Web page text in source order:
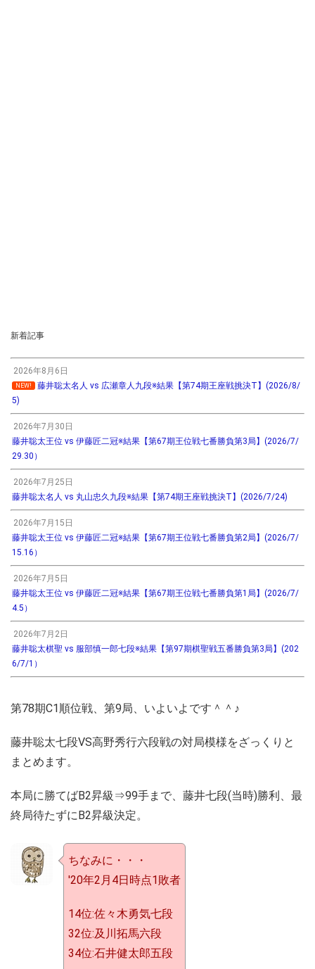
新着記事
2026年8月6日
NEW!
藤井聡太名人 vs 広瀬章人九段※結果【第74期王座戦挑決T】(2026/8/
5)
2026年7月30日
藤井聡太王位 vs 伊藤匠二冠※結果【第67期王位戦七番勝負第3局】(2026/7/
29.30）
2026年7月25日
藤井聡太名人 vs 丸山忠久九段※結果【第74期王座戦挑決T】(2026/7/24)
2026年7月15日
藤井聡太王位 vs 伊藤匠二冠※結果【第67期王位戦七番勝負第2局】(2026/7/
15.16）
2026年7月5日
藤井聡太王位 vs 伊藤匠二冠※結果【第67期王位戦七番勝負第1局】(2026/7/
4.5）
2026年7月2日
藤井聡太棋聖 vs 服部慎一郎七段※結果【第97期棋聖戦五番勝負第3局】(202
6/7/1）
第78期C1順位戦、第9局、いよいよです＾＾♪
藤井聡太七段VS高野秀行六段戦の対局模様をざっくりと
まとめます。
本局に勝てばB2昇級⇒99手まで、藤井七段(当時)勝利、最
終局待たずにB2昇級決定。
ちなみに・・・
'20年2月4日時点1敗者
14位:佐々木勇気七段
32位:及川拓馬六段
34位:石井健太郎五段